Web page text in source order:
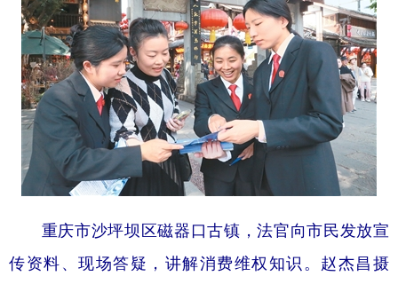
地方频道
北京 天津 河北 山西
辽宁 吉林 上海 江苏
浙江 安徽 福建 江西
山东 河南 湖北 湖南
广东 广西 海南 重庆
四川 贵州 云南 西藏
重庆市沙坪坝区磁器口古镇，法官向市民发放宣
传资料、现场答疑，讲解消费维权知识。赵杰昌摄